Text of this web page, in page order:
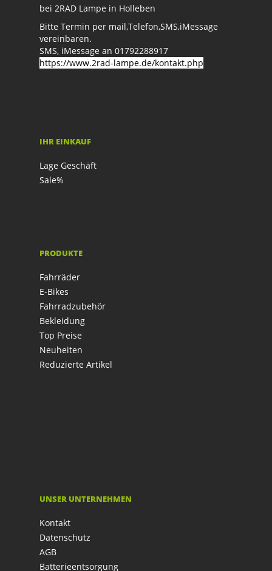
bei 2RAD Lampe in Holleben
Bitte Termin per mail,Telefon,SMS,iMessage
vereinbaren.
SMS, iMessage an 01792288917
https://www.2rad-lampe.de/kontakt.php
IHR EINKAUF
Lage Geschäft
Sale%
PRODUKTE
Fahrräder
E-Bikes
Fahrradzubehör
Bekleidung
Top Preise
Neuheiten
Reduzierte Artikel
UNSER UNTERNEHMEN
Kontakt
Datenschutz
AGB
Batterieentsorgung